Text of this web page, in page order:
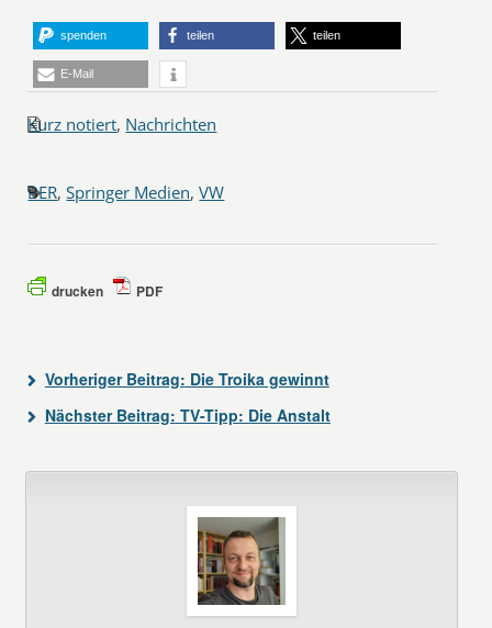
spenden teilen teilen
E-Mail
Kurz notiert, Nachrichten
BER,Springer Medien,VW
drucken PDF
Vorheriger Beitrag: Die Troika gewinnt
Nächster Beitrag: TV-Tipp: Die Anstalt